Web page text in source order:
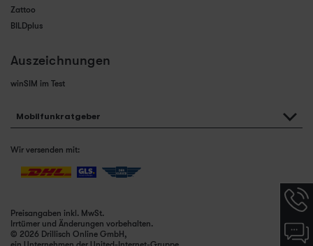
Zattoo
BILDplus
Auszeichnungen
winSIM im Test
Mobilfunkratgeber
Wir versenden mit:
Preisangaben inkl. MwSt.
Irrtümer und Änderungen vorbehalten.
© 2026 Drillisch Online GmbH,
Chat-